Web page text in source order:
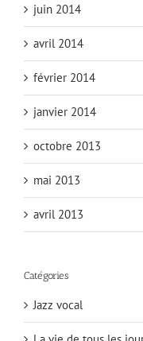
juin 2014
avril 2014
février 2014
janvier 2014
octobre 2013
mai 2013
avril 2013
Catégories
Jazz vocal